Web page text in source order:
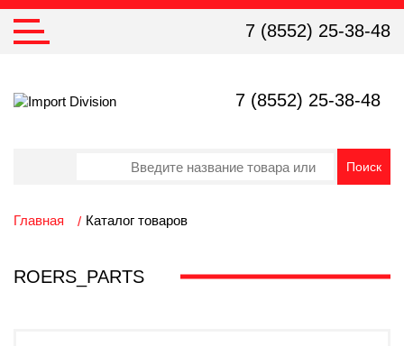
7 (8552) 25-38-48
7 (8552) 25-38-48
Главная Каталог товаров
ROERS_PARTS